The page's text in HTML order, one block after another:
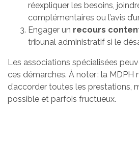
réexpliquer les besoins,
complémentaires ou l’avis
Engager un recours
tribunal administratif si le
Les associations spécialisées
ces démarches. À noter : la MDPH
d’accorder toutes les prestations,
possible et parfois fructueux.